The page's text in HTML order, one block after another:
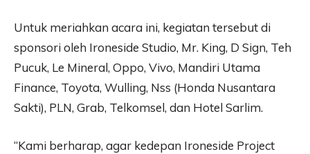
Untuk meriahkan acara ini, kegiatan tersebut di
sponsori oleh Ironeside Studio, Mr. King, D Sign, Teh
Pucuk, Le Mineral, Oppo, Vivo, Mandiri Utama
Finance, Toyota, Wulling, Nss (Honda Nusantara
Sakti), PLN, Grab, Telkomsel, dan Hotel Sarlim.
“Kami berharap, agar kedepan Ironeside Project